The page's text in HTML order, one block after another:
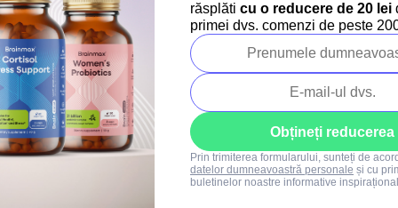
răsplăti cu o reducere de 20 lei
primei dvs. comenzi de peste
Obțineți reducerea
Prin trimiterea formularului, sunteți de
datelor dumneavoastră personale și cu
buletinelor noastre informative